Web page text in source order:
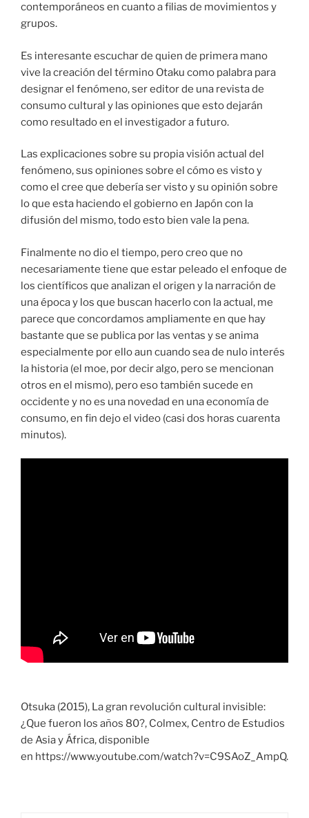
contemporáneos en cuanto a filias de movimientos y
grupos.
Es interesante escuchar de quien de primera mano
vive la creación del término Otaku como palabra para
designar el fenómeno, ser editor de una revista de
consumo cultural y las opiniones que esto dejarán
como resultado en el investigador a futuro.
Las explicaciones sobre su propia visión actual del
fenómeno, sus opiniones sobre el cómo es visto y
como el cree que debería ser visto y su opinión sobre
lo que esta haciendo el gobierno en Japón con la
difusión del mismo, todo esto bien vale la pena.
Finalmente no dio el tiempo, pero creo que no
necesariamente tiene que estar peleado el enfoque de
los científicos que analizan el origen y la narración de
una época y los que buscan hacerlo con la actual, me
parece que concordamos ampliamente en que hay
bastante que se publica por las ventas y se anima
especialmente por ello aun cuando sea de nulo interés
la historia (el moe, por decir algo, pero se mencionan
otros en el mismo), pero eso también sucede en
occidente y no es una novedad en una economía de
consumo, en fin dejo el video (casi dos horas cuarenta
minutos).
Otsuka (2015), La gran revolución cultural invisible:
¿Que fueron los años 80?, Colmex, Centro de Estudios
de Asia y África, disponible
en https://www.youtube.com/watch?v=C9SAoZ_AmpQ.